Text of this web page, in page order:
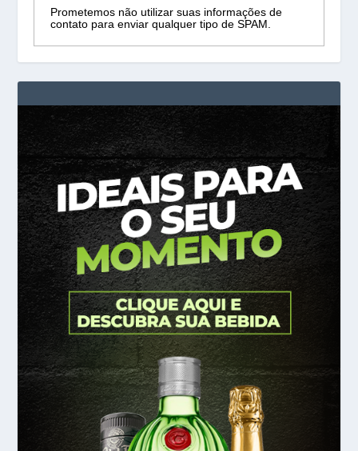
Prometemos não utilizar suas informações de
contato para enviar qualquer tipo de SPAM.